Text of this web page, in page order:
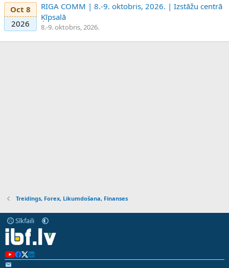
Oct 8
2026
RIGA COMM | 8.-9. oktobris, 2026. | Izstāžu centrā
Ķīpsalā
8.-9. oktobris, 2026.
Treidings, Forex, Likumdošana, Finanses
Sīkfaili